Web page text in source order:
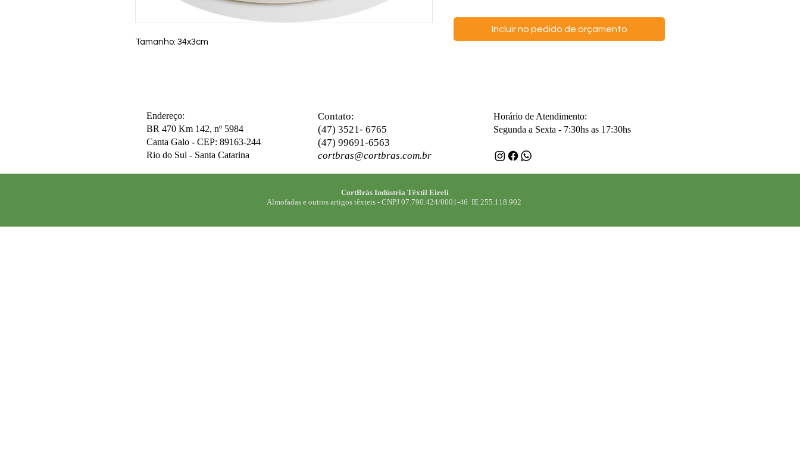
Tamanho: 34x3cm
Incluir no pedido de orçamento
Endereço:
BR 470 Km 142, nº 5984
Canta Galo - CEP: 89163-244
Rio do Sul - Santa Catarina
Contato:
(47) 3521- 6765
(47) 99691-6563
cortbras@cortbras.com.br
Horário de Atendimento:
Segunda a Sexta - 7:30hs as 17:30hs
CortBrás Indústria Têxtil Eireli
Almofadas e outros artigos têxteis - CNPJ 07.790.424/0001-46 IE 255.118.902